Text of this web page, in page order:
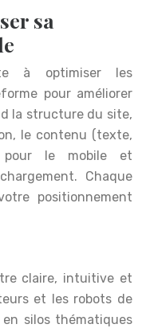
sa
à optimiser les
pour améliorer
la structure du site,
le contenu (texte,
pour le mobile et
Chaque
positionnement
claire, intuitive et
et les robots de
silos thématiques